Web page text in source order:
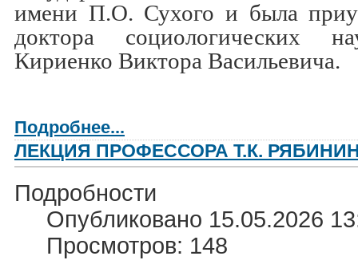
имени П.О. Сухого и была
доктора социологических
Кириенко Виктора Васильевича.
Подробнее...
ЛЕКЦИЯ ПРОФЕССОРА Т.К.
Подробности
Опубликовано 15.05.2026
Просмотров: 148